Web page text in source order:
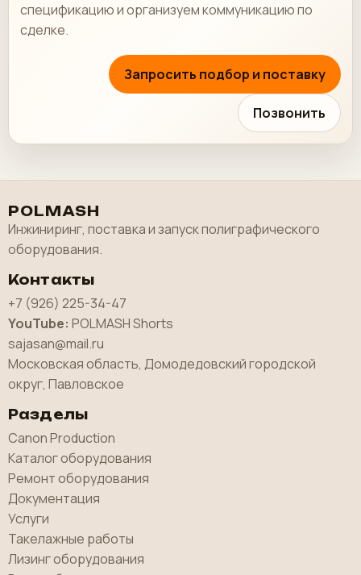
спецификацию и организуем коммуникацию по
сделке.
Запросить подбор и поставку
Позвонить
POLMASH
Инжиниринг, поставка и запуск полиграфического
оборудования.
Контакты
+7 (926) 225-34-47
YouTube: POLMASH Shorts
sajasan@mail.ru
Московская область, Домодедовский городской
округ, Павловское
Разделы
Canon Production
Каталог оборудования
Ремонт оборудования
Документация
Услуги
Такелажные работы
Лизинг оборудования